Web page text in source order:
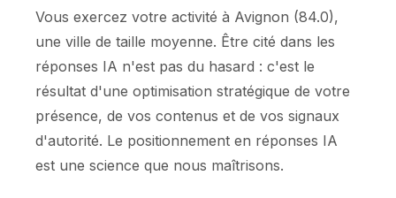
Vous exercez votre activité à Avignon (84.0),
une ville de taille moyenne. Être cité dans les
réponses IA n'est pas du hasard : c'est le
résultat d'une optimisation stratégique de votre
présence, de vos contenus et de vos signaux
d'autorité. Le positionnement en réponses IA
est une science que nous maîtrisons.